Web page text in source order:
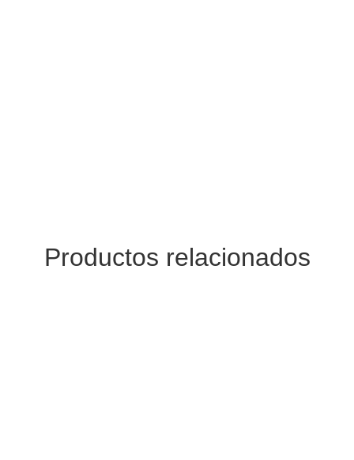
Productos relacionados